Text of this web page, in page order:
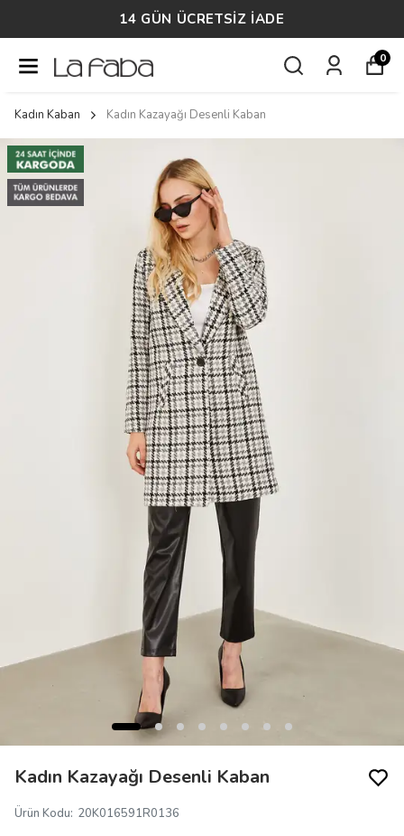
14 GÜN ÜCRETSİZ İADE
0
Kadın Kaban Kadın Kazayağı Desenli Kaban
Kadın Kazayağı Desenli Kaban
Ürün Kodu: 20K016591R0136